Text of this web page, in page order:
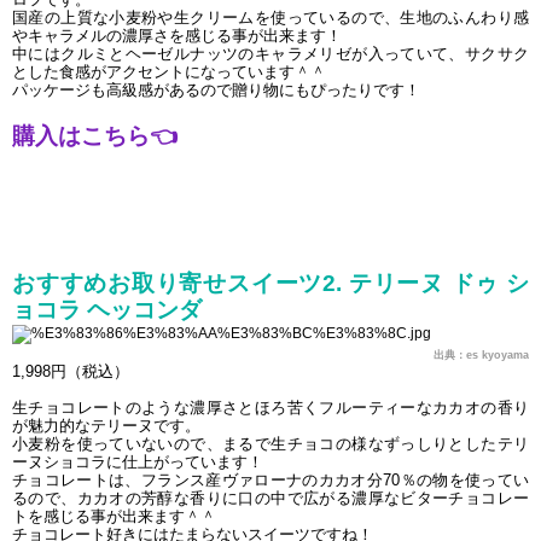
国産の上質な小麦粉や生クリームを使っているので、生地のふんわり感
やキャラメルの濃厚さを感じる事が出来ます！
中にはクルミとヘーゼルナッツのキャラメリゼが入っていて、サクサク
とした食感がアクセントになっています＾＾
パッケージも高級感があるので贈り物にもぴったりです！
購入はこちら👈
おすすめお取り寄せスイーツ2. テリーヌ ドゥ シ
ョコラ ヘッコンダ
出典：es kyoyama
1,998円（税込）
生チョコレートのような濃厚さとほろ苦くフルーティーなカカオの香り
が魅力的なテリーヌです。
小麦粉を使っていないので、まるで生チョコの様なずっしりとしたテリ
ーヌショコラに仕上がっています！
チョコレートは、フランス産ヴァローナのカカオ分70％の物を使ってい
るので、カカオの芳醇な香りに口の中で広がる濃厚なビターチョコレー
トを感じる事が出来ます＾＾
チョコレート好きにはたまらないスイーツですね！